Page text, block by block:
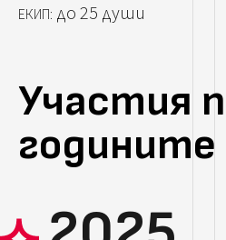
ЕКИП: до 25 души
Участия
годините